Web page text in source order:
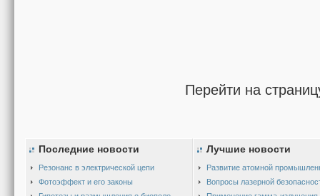
Перейти на
Последние новости
Резонанс в электрической цепи
Фотоэффект и его законы
Лучшие новости
Развитие атомной
Вопросы лазерной